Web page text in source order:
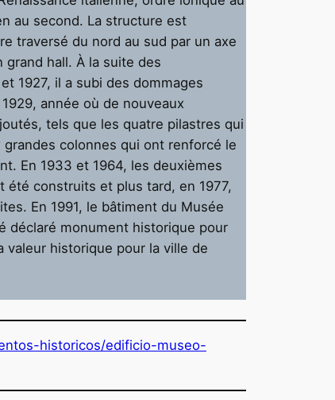
au second. La structure est
traversé du nord au sud par un axe
grand hall. À la suite des
1927, il a subi des dommages
année où de nouveaux
tels que les quatre pilastres qui
colonnes qui ont renforcé le
En 1933 et 1964, les deuxièmes
été construits et plus tard, en 1977,
En 1991, le bâtiment du Musée
déclaré monument historique pour
historique pour la ville de
historicos/edificio-museo-